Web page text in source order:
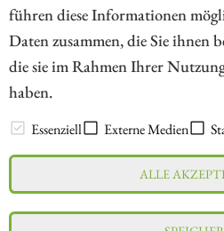
führen diese Informationen
Daten zusammen, die Sie ihnen
die sie im Rahmen Ihrer
haben.
Essenziell Externe Medien
ALLE
// kapitalerhoehungen.de - © 2026 -
Investoren und Unternehmen rund um
und Unternehmensfinanzierung
LEXIKON
Impressum
Datenschutz